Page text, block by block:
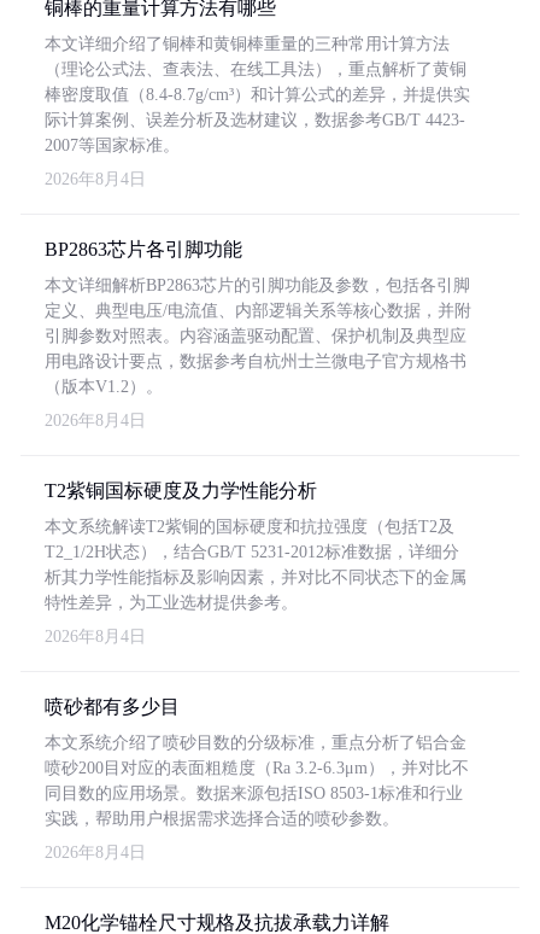
铜棒的重量计算方法有哪些
本文详细介绍了铜棒和黄铜棒重量的三种常用计算方法
（理论公式法、查表法、在线工具法），重点解析了黄铜
棒密度取值（8.4-8.7g/cm³）和计算公式的差异，并提供实
际计算案例、误差分析及选材建议，数据参考GB/T 4423-
2007等国家标准。
2026年8月4日
BP2863芯片各引脚功能
本文详细解析BP2863芯片的引脚功能及参数，包括各引脚
定义、典型电压/电流值、内部逻辑关系等核心数据，并附
引脚参数对照表。内容涵盖驱动配置、保护机制及典型应
用电路设计要点，数据参考自杭州士兰微电子官方规格书
（版本V1.2）。
2026年8月4日
T2紫铜国标硬度及力学性能分析
本文系统解读T2紫铜的国标硬度和抗拉强度（包括T2及
T2_1/2H状态），结合GB/T 5231-2012标准数据，详细分
析其力学性能指标及影响因素，并对比不同状态下的金属
特性差异，为工业选材提供参考。
2026年8月4日
喷砂都有多少目
本文系统介绍了喷砂目数的分级标准，重点分析了铝合金
喷砂200目对应的表面粗糙度（Ra 3.2-6.3μm），并对比不
同目数的应用场景。数据来源包括ISO 8503-1标准和行业
实践，帮助用户根据需求选择合适的喷砂参数。
2026年8月4日
M20化学锚栓尺寸规格及抗拔承载力详解